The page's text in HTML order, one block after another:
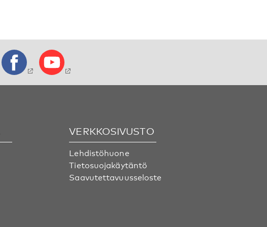
VERKKOSIVUSTO
Lehdistöhuone
Tietosuojakäytäntö
Saavutettavuusseloste